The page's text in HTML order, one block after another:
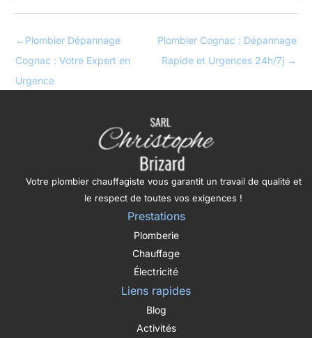
← Plombier Dépannage
Cognac : Votre Expert en
Urgence
Plombier Cognac : Dépannage
Rapide et Urgences 24h/7j →
Votre plombier chauffagiste vous garantit un travail de qualité et
le respect de toutes vos exigences !
Prestations
Plomberie
Chauffage
Électricité
Liens rapides
Blog
Activités